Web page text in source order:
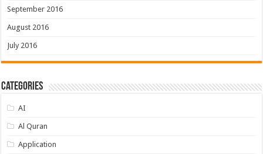
September 2016
August 2016
July 2016
Categories
AI
Al Quran
Application